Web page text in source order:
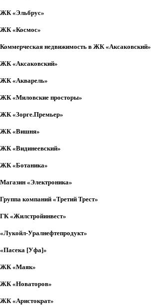
ЖК «Эльбрус»
ЖК «Космос»
Коммерческая недвижимость в ЖК «Аксаковский»
ЖК «Аксаковский»
ЖК «Акварель»
ЖК «Миловские просторы»
ЖК «Зорге.Премьер»
ЖК «Вишня»
ЖК «Видинеевский»
ЖК «Ботаника»
Магазин «Электроника»
Группа компаний «Третий Трест»
ГК «Жилстройинвест»
«Лукойл-Уралнефтепродукт»
«Пасека [Уфа]»
ЖК «Маяк»
ЖК «Новаторов»
ЖК «Аристократ»